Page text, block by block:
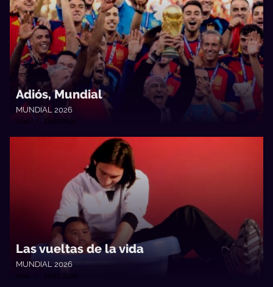
Adiós, Mundial
MUNDIAL 2026
13a0 • 20/07/2026
Las vueltas de la vida
MUNDIAL 2026
13a0 • 16/07/2026